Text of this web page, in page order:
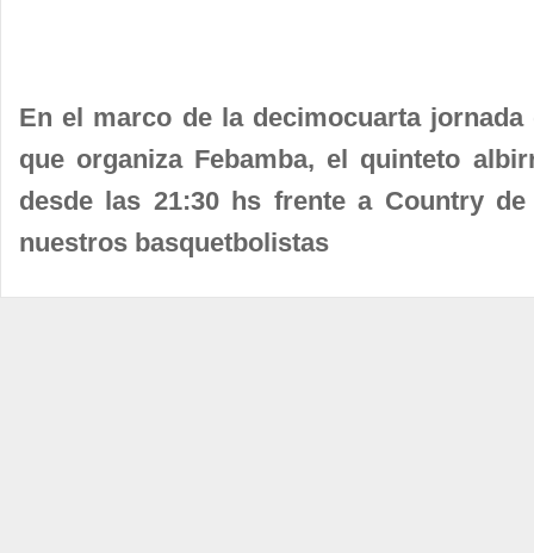
En el marco de la decimocuarta
que organiza Febamba, el quinteto
desde las 21:30 hs frente a Country
nuestros basquetbolistas